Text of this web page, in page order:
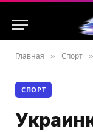
Главная » Спорт »
СПОРТ